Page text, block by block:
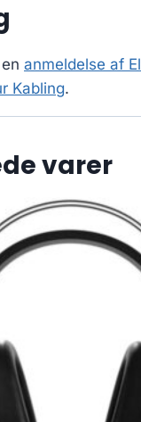
anmeldelse af
Kabling.
varer